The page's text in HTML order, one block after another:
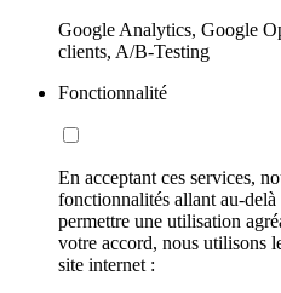
Google Analytics, Google
clients, A/B-Testing
Fonctionnalité
En acceptant ces services,
fonctionnalités allant au-
permettre une utilisation
votre accord, nous utilisons
site internet :